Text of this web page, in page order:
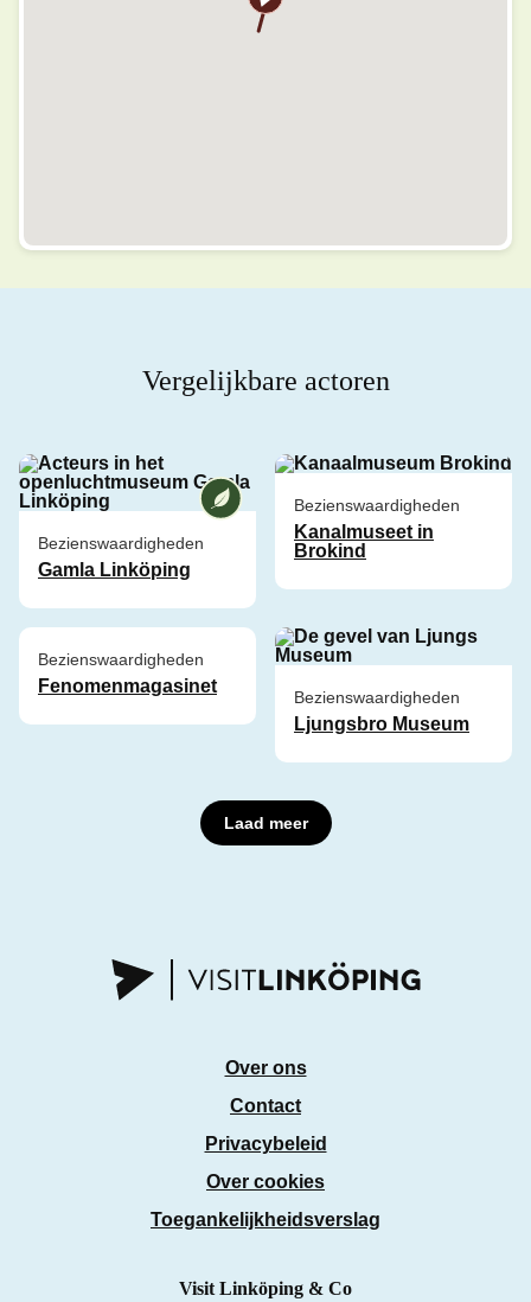
Vergelijkbare actoren
Vi bij [ANAME] zijn een
Bezienswaardigheden
Gamla Linköping
Bezienswaardigheden
Kanalmuseet in
Brokind
Bezienswaardigheden
Fenomenmagasinet
Bezienswaardigheden
Ljungsbro Museum
Laad meer
Over ons
Contact
Privacybeleid
Over cookies
Toegankelijkheidsverslag
Visit Linköping & Co